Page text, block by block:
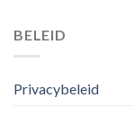
BELEID
Privacybeleid